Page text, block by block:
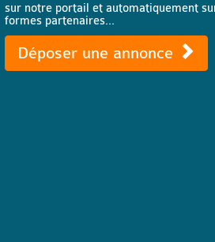
sur notre portail et automatiquement
formes partenaires...
Déposer une annonce